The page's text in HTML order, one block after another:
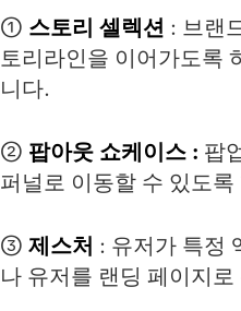
① 스토리 셀렉션 : 브랜
토리라인을 이어가도록
니다.
② 팝아웃 쇼케이스 : 팝
퍼널로 이동할 수 있도록
③ 제스처 : 유저가 특정
나 유저를 랜딩 페이지